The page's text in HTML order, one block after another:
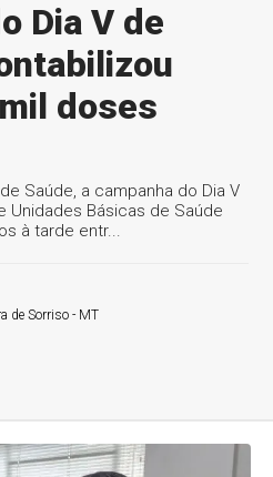
Dia V de
doses
Saúde, a campanha do Dia V
Unidades Básicas de Saúde
à tarde entr...
de Sorriso - MT